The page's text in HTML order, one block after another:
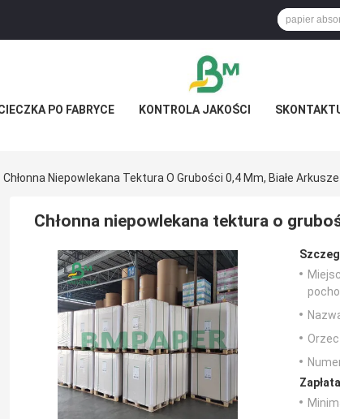
PO FABRYCE KONTROLA JAKOŚCI
Chłonna Niepowlekana Tektura O Grubości 0,4 Mm, Białe Arkusze
Chłonna niepowlekana tektura o